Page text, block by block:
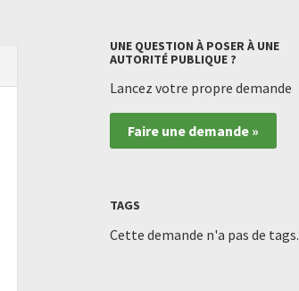
UNE QUESTION À POSER À UNE
AUTORITÉ PUBLIQUE ?
Lancez votre propre demande
Faire une demande »
TAGS
Cette demande n'a pas de tags.